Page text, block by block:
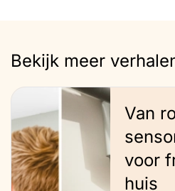
Bekijk meer
Van
voor
huis